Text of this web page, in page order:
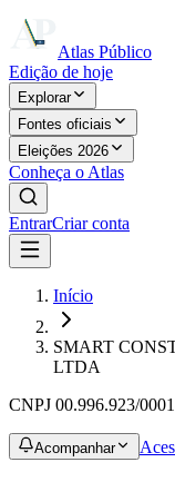
Atlas Público
Edição de hoje
Explorar
Fontes oficiais
Eleições 2026
Conheça o Atlas
EntrarCriar conta
Início
SMART
LTDA
CNPJ 00.996.923/
Acompanhar